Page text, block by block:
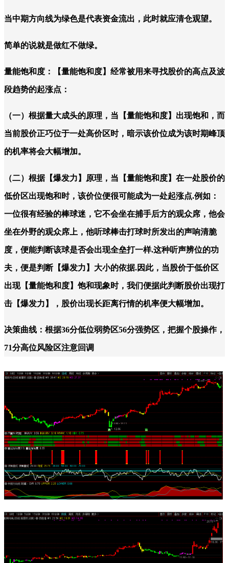
当中期方向线为绿色是代表资金流出，此时就应清仓观望。
简单的说就是做红不做绿。
量能饱和度：【量能饱和度】经常被用来寻找股价的高点及波
段趋势的起涨点：
（一）根据量大成头的原理，当【量能饱和度】出现饱和，而
当前股价正巧位于一处高价区时，暗示该价位成为该时期峰顶
的机率将会大幅增加。
（二）根据【爆发力】原理，当【量能饱和度】在一处股价的
低价区出现饱和时，该价位便很可能成为一处起涨点.例如：
一位很有经验的棒球迷，它不会坐在捕手后方的观众席，他会
坐在外野的观众席上，他听球棒击打球时所发出的声响清脆
度，便能判断该球是否会出现全垒打一样.这种听声辨位的功
夫，便是判断【爆发力】大小的依据.因此，当股价于低价区
出现【量能饱和度】饱和现象时，我们便据此判断股价出现打
击【爆发力】，股价出现长距离行情的机率便大幅增加。
决策曲线：根据36分低位弱势区56分强势区，把握个股操作，
71分高位风险区注意回调